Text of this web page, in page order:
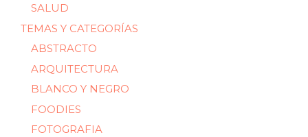
SALUD
TEMAS Y CATEGORÍAS
ABSTRACTO
ARQUITECTURA
BLANCO Y NEGRO
FOODIES
FOTOGRAFIA